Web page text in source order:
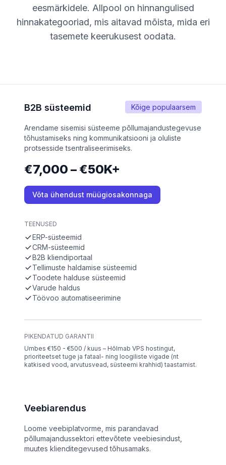
eesmärkidele. Allpool on hinnangulised
hinnakategooriad, mis aitavad mõista, mida eri
tasemete keerukusest oodata.
Kõige populaarsem
B2B süsteemid
Arendame sisemisi süsteeme põllumajandustegevuse
tõhustamiseks ning kommunikatsiooni ja oluliste
protsesside tsentraliseerimiseks.
€7,000 – €50K+
Võta ühendust müügiosakonnaga
TEENUSED
ERP-süsteemid
CRM-süsteemid
B2B kliendiportaal
Tellimuste haldamise süsteemid
Toodete halduse süsteemid
Varude haldus
Töövoo automatiseerimine
PIKENDATUD GARANTII
Umbes €150 - €500 / kuus – Hõlmab VPS hostingut,
prioriteetset tuge ja fataal- ning loogiliste vigade (nt
katkised vood, arvutusvead, süsteemi krahhid) taastamist.
Veebiarendus
Loome veebiplatvorme, mis parandavad
põllumajandussektori ettevõtete veebiesindust,
muutes klienditegevused tõhusamaks.